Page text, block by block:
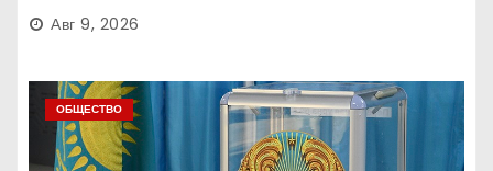
Авг 9, 2026
ОБЩЕСТВО